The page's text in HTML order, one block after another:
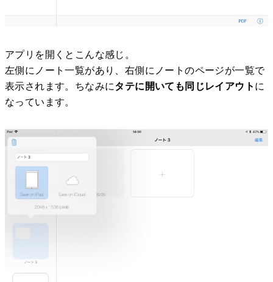
アプリを開くとこんな感じ。
左側にノート一覧があり、右側にノートのページが一覧で
表示されます。ちなみにタテに開いても同じレイアウトに
なっています。